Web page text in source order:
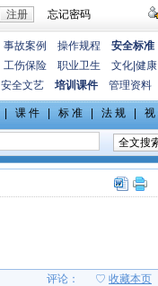
忘记密码
事故案例 操作规程
安全标准
工伤保险 职业卫生 文化 健康
安全文艺 培训课件 管理资料
评论： ♡ 收藏本页